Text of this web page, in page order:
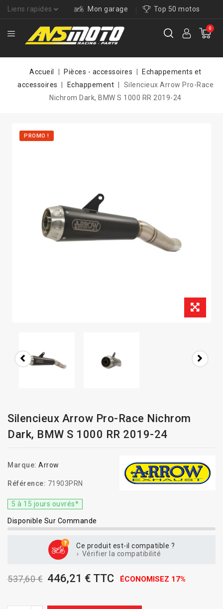
Liens rapides Mon garage Top 50 motos
0
Accueil Pièces - accessoires
Echappements et
accessoires
Echappement
Silencieux Arrow Pro-Race
Nichrom Dark, BMW S 1000 RR 2019-24
PROMO !
Silencieux Arrow Pro-Race Nichrom
Dark, BMW S 1000 RR 2019-24
Marque: Arrow
Référence: 71903PRN
5 à 15 jours ouvrés*
Disponible Sur Commande
Ce produit est-il compatible ?
Vérifier la compatibilité
537,60 € 446,21 € TTC ÉCONOMISEZ 17%